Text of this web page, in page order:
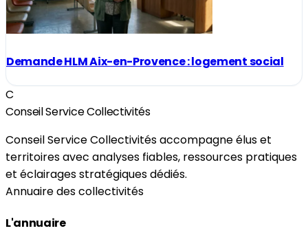
Demande HLM Aix-en-Provence : logement social
C
Conseil Service Collectivités
Conseil Service Collectivités accompagne élus et
territoires avec analyses fiables, ressources pratiques
et éclairages stratégiques dédiés.
Annuaire des collectivités
L'annuaire